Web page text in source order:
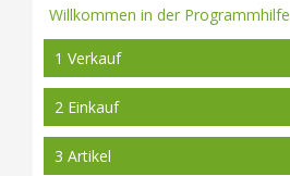
Willkommen in der Programmhilfe
1 Verkauf
2 Einkauf
3 Artikel